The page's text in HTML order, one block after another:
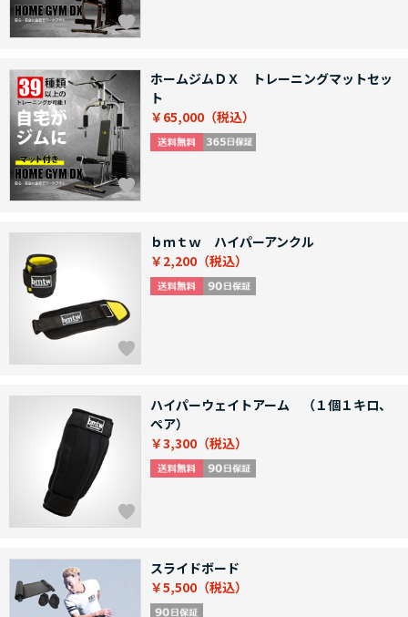
ホームジムＤＸ トレーニングマットセッ
ト
￥65,000
ｂｍｔｗ ハイパーアンクル
￥2,200
ハイパーウェイトアーム （１個１キロ、
ペア）
￥3,300
スライドボード
￥5,500